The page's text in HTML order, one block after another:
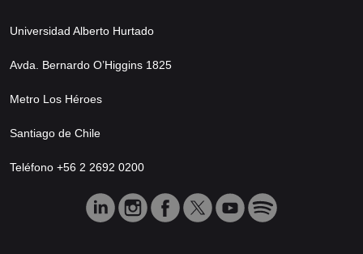
Universidad Alberto Hurtado
Avda. Bernardo O’Higgins 1825
Metro Los Héroes
Santiago de Chile
Teléfono +56 2 2692 0200